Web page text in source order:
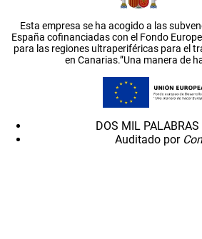
Esta empresa se ha acogido a las
España cofinanciadas con el Fondo
para las regiones ultraperiféricas para el
en Canarias.”Una manera de
DOS MIL
Auditado por